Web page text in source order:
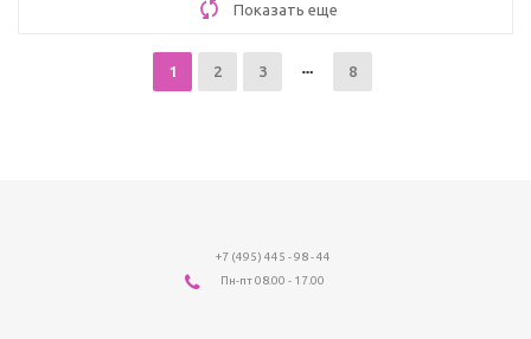
Показать еще
1 2 3 8
+7 (495) 445 - 98 - 44
Пн-пт 08.00 - 17.00